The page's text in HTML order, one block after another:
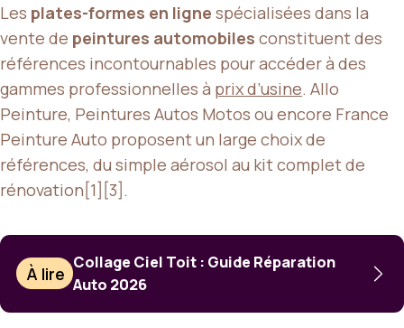
Les plates-formes en ligne spécialisées dans la
vente de peintures automobiles constituent des
références incontournables pour accéder à des
gammes professionnelles à prix d’usine. Allo
Peinture, Peintures Autos Motos ou encore France
Peinture Auto proposent un large choix de
références, du simple aérosol au kit complet de
rénovation[1][3].
À lire
Collage Ciel Toit : Guide Réparation
Auto 2026